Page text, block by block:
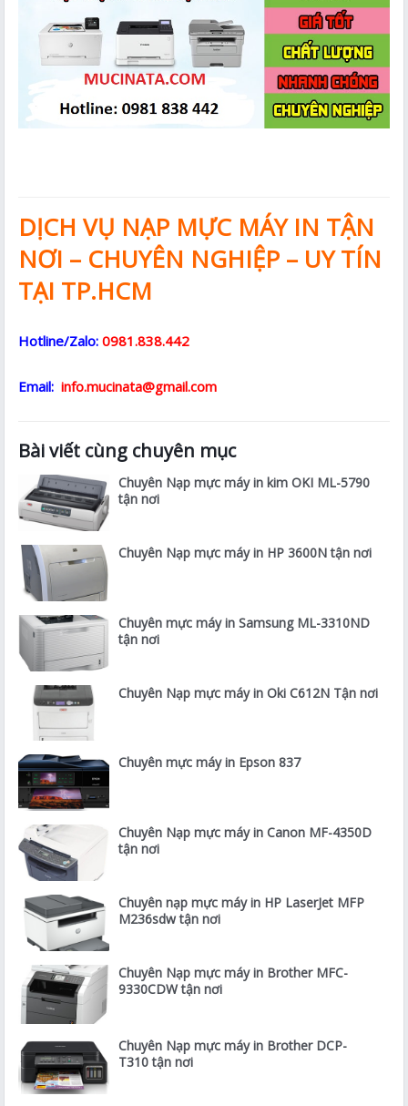
DỊCH VỤ NẠP MỰC MÁY IN TẬN
NƠI – CHUYÊN NGHIỆP – UY TÍN
TẠI TP.HCM
Hotline/Zalo: 0981.838.442
Email: info.mucinata@gmail.com
Bài viết cùng chuyên mục
Chuyên Nạp mực máy in kim OKI ML-5790
tận nơi
Chuyên Nạp mực máy in HP 3600N tận nơi
Chuyên mực máy in Samsung ML-3310ND
tận nơi
Chuyên Nạp mực máy in Oki C612N Tận nơi
Chuyên mực máy in Epson 837
Chuyên Nạp mực máy in Canon MF-4350D
tận nơi
Chuyên nạp mực máy in HP LaserJet MFP
M236sdw tận nơi
Chuyên Nạp mực máy in Brother MFC-
9330CDW tận nơi
Chuyên Nạp mực máy in Brother DCP-
T310 tận nơi